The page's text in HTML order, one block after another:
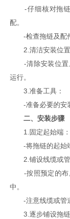
-仔细核对拖链
配。
-检查拖链及配件
2.清洁安装位置
-清除安装位置
运行。
3.准备工具：
-准备必要的安装
二、安装步骤
1.固定起始端：
-将拖链的起始端
2.铺设线缆或管
-按照预定的布
中。
-注意线缆或管道
3.逐步铺设拖链